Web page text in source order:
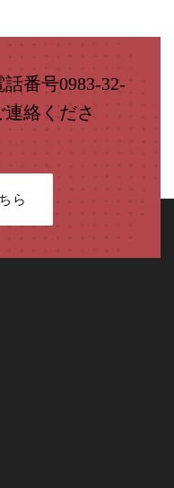
番号0983-32-
絡くださ
ら